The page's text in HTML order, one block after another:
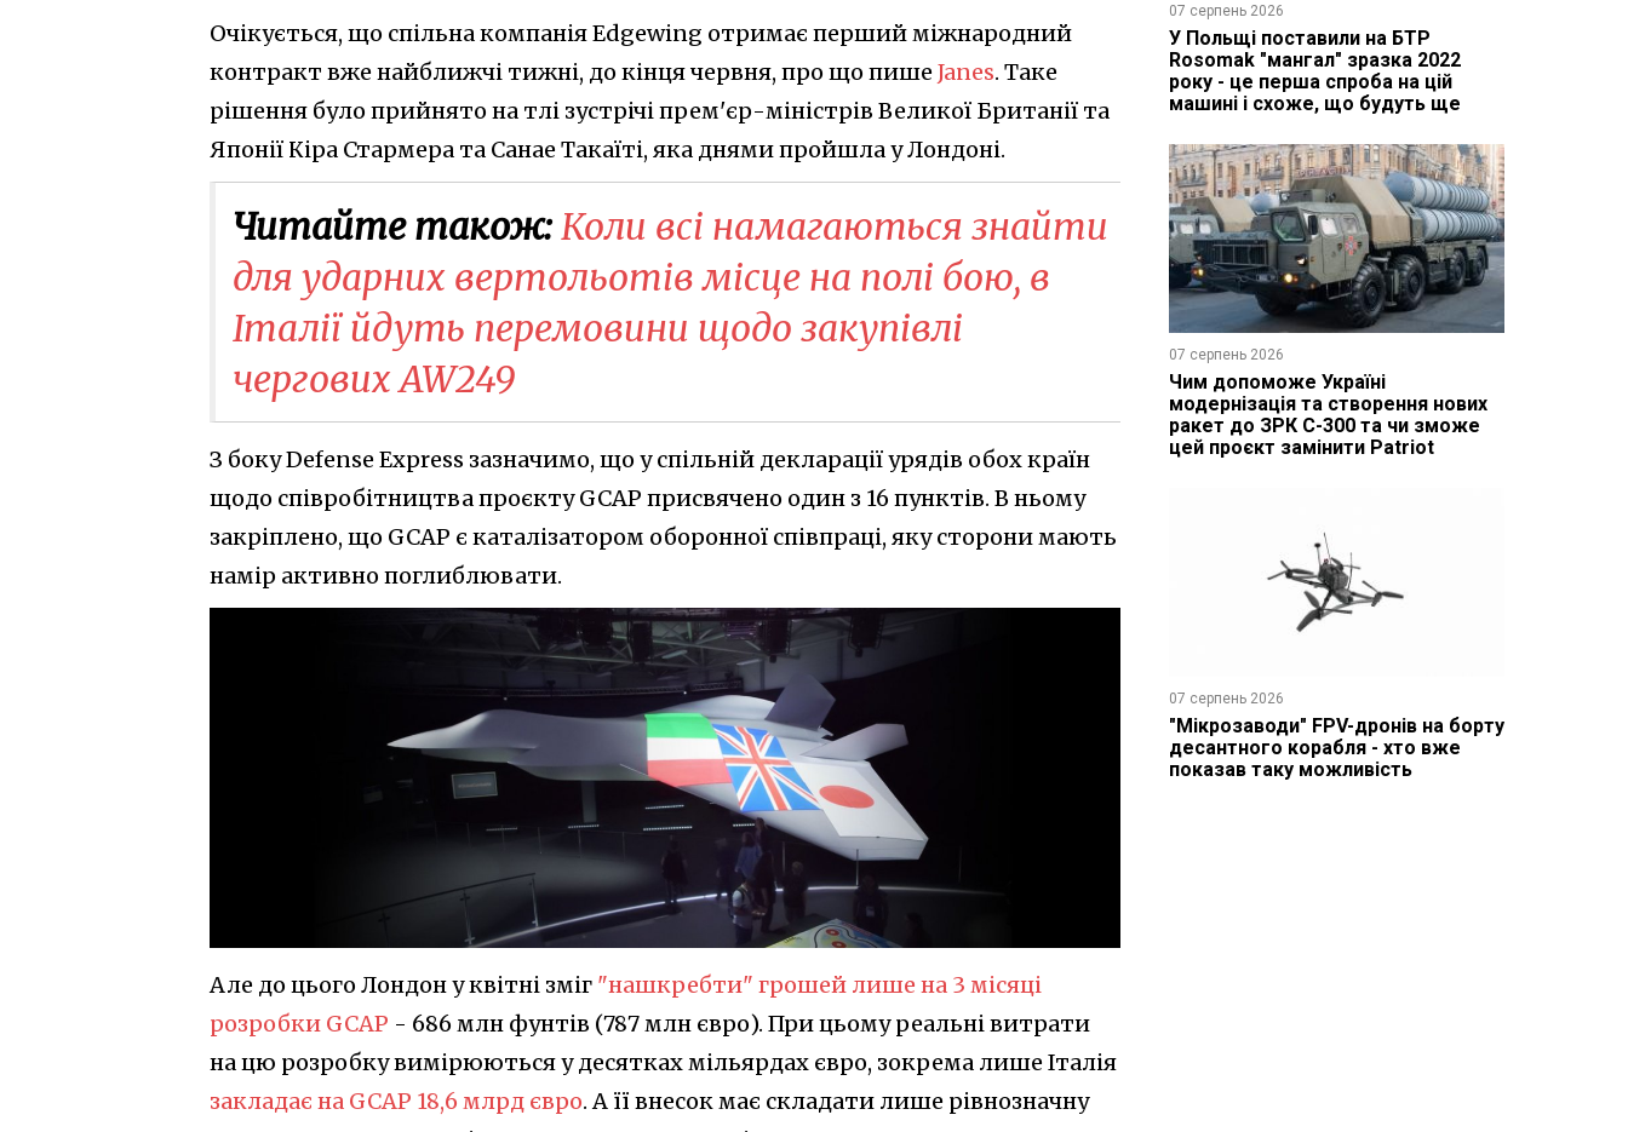
Очікується, що спільна компанія Edgewing отримає перший міжнародний
контракт вже найближчі тижні, до кінця червня, про що пише Janes. Таке
рішення було прийнято на тлі зустрічі прем'єр-міністрів Великої Британії та
Японії Кіра Стармера та Санае Такаїті, яка днями пройшла у Лондоні.
Читайте також:Коли всі намагаються знайти
для ударних вертольотів місце на полі бою, в
Італії йдуть перемовини щодо закупівлі
чергових AW249
З боку Defense Express зазначимо, що у спільній декларації урядів обох країн
щодо співробітництва проєкту GCAP присвячено один з 16 пунктів. В ньому
закріплено, що GCAP є каталізатором оборонної співпраці, яку сторони мають
намір активно поглиблювати.
Але до цього Лондон у квітні зміг "нашкребти" грошей лише на 3 місяці
розробки GCAP - 686 млн фунтів (787 млн євро). При цьому реальні витрати
на цю розробку вимірюються у десятках мільярдах євро, зокрема лише Італія
закладає на GCAP 18,6 млрд євро. А її внесок має складати лише рівнозначну
07 серпень 2026
У Польщі поставили на БТР
Rosomak "мангал" зразка 2022
року - це перша спроба на цій
машині і схоже, що будуть ще
07 серпень 2026
Чим допоможе Україні
модернізація та створення нових
ракет до ЗРК С-300 та чи зможе
цей проєкт замінити Patriot
07 серпень 2026
"Мікрозаводи" FPV-дронів на борту
десантного корабля - хто вже
показав таку можливість